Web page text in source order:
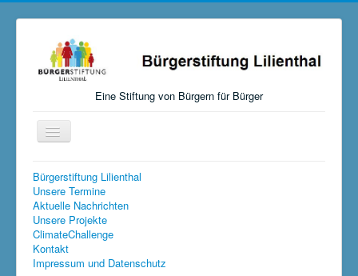
Eine Stiftung von Bürgern für Bürger
Navigation
an/aus
Startseite
Aktuelles
Über uns
Mitmachen, Spenden, Stiften
Bürgerstiftung Lilienthal
Unsere Termine
Aktuelle Nachrichten
Unsere Projekte
ClimateChallenge
Kontakt
Impressum und Datenschutz